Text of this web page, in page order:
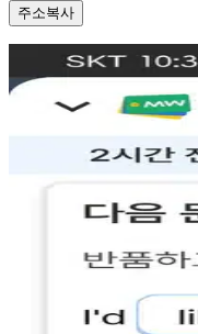
주소복사